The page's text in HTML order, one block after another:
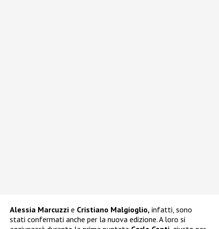
Alessia Marcuzzi e Cristiano Malgioglio, infatti, sono
stati confermati anche per la nuova edizione. A loro si